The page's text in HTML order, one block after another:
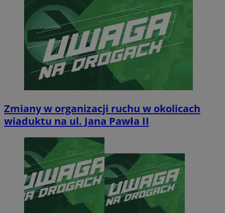
Zmiany w organizacji ruchu w okolicach
wiaduktu na ul. Jana Pawła II